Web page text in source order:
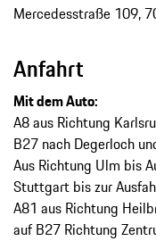
Mercedesstraße 109,
Anfahrt
Mit dem Auto:
A8 aus Richtung
B27 nach Degerloch
Aus Richtung Ulm bis
Stuttgart bis zur
A81 aus Richtung
auf B27 Richtung